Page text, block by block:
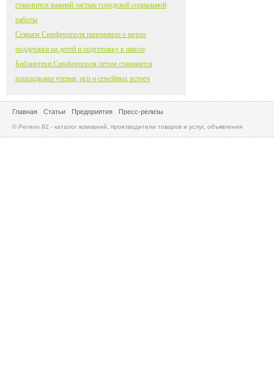
становится важной частью городской социальной
работы
Семьям Симферополя напомнили о мерах
поддержки на детей и подготовку к школе
Библиотеки Симферополя летом становятся
площадками чтения, игр и семейных встреч
Главная Статьи Предприятия Пресс-релизы
© Регион 82 - каталог компаний, производители товаров и услуг, объявления